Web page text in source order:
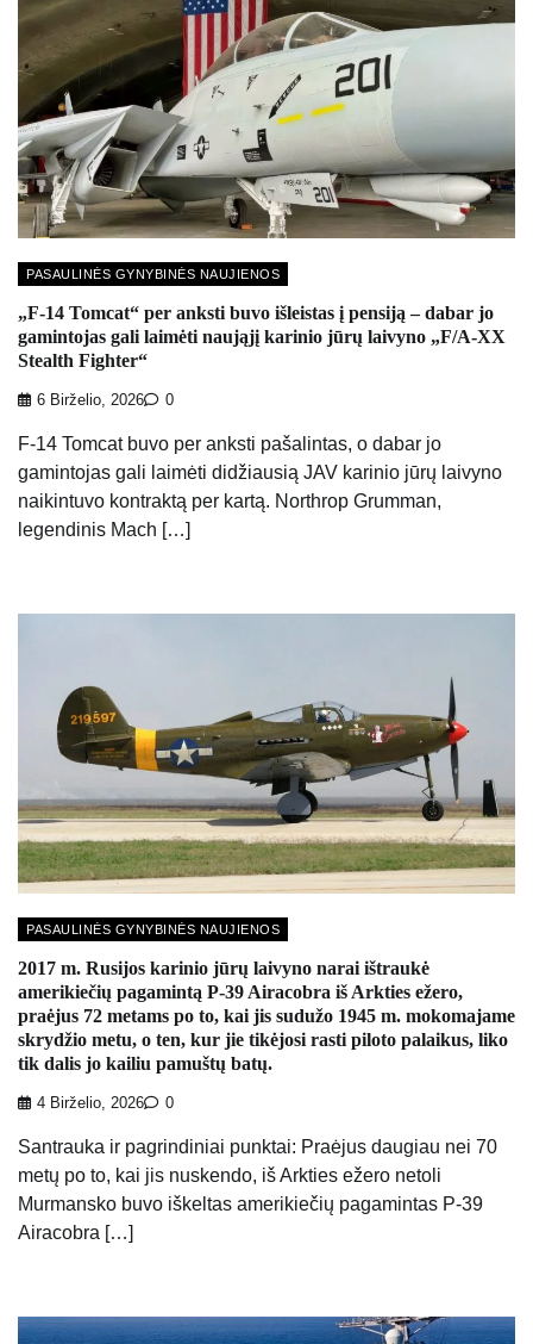
PASAULINĖS GYNYBINĖS NAUJIENOS
„F-14 Tomcat“ per anksti buvo išleistas į pensiją – dabar jo
gamintojas gali laimėti naująjį karinio jūrų laivyno „F/A-XX
Stealth Fighter“
6 Birželio, 2026 0
F-14 Tomcat buvo per anksti pašalintas, o dabar jo
gamintojas gali laimėti didžiausią JAV karinio jūrų laivyno
naikintuvo kontraktą per kartą. Northrop Grumman,
legendinis Mach […]
PASAULINĖS GYNYBINĖS NAUJIENOS
2017 m. Rusijos karinio jūrų laivyno narai ištraukė
amerikiečių pagamintą P-39 Airacobra iš Arkties ežero,
praėjus 72 metams po to, kai jis sudužo 1945 m. mokomajame
skrydžio metu, o ten, kur jie tikėjosi rasti piloto palaikus, liko
tik dalis jo kailiu pamuštų batų.
4 Birželio, 2026 0
Santrauka ir pagrindiniai punktai: Praėjus daugiau nei 70
metų po to, kai jis nuskendo, iš Arkties ežero netoli
Murmansko buvo iškeltas amerikiečių pagamintas P-39
Airacobra […]